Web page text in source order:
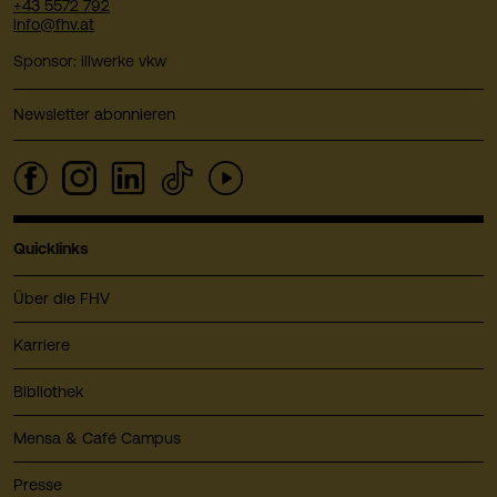
+43 5572 792
info@fhv.at
Sponsor: illwerke vkw
Newsletter abonnieren
Quicklinks
Über die FHV
Karriere
Bibliothek
Mensa & Café Campus
Presse